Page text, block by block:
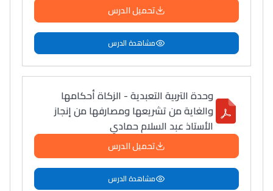
تحميل الدرس
مشاهدة الدرس
وحدة التربية التعبدية - الزكاة أحكامها
والغاية من تشريعها ومصارفها من إنجاز
الأستاذ عبد السلام حمادي
تحميل الدرس
مشاهدة الدرس